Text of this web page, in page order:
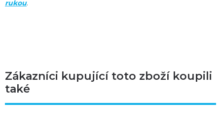
rukou.
Zákazníci kupující toto zboží koupili
také